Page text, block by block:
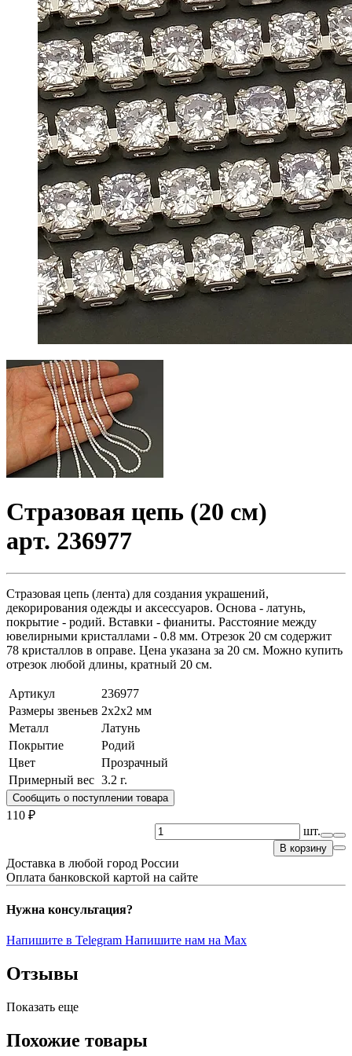
Стразовая цепь (20 см)
арт. 236977
Стразовая цепь (лента) для создания украшений,
декорирования одежды и аксессуаров. Основа - латунь,
покрытие - родий. Вставки - фианиты. Расстояние между
ювелирными кристаллами - 0.8 мм. Отрезок 20 см содержит
78 кристаллов в оправе. Цена указана за 20 см. Можно купить
отрезок любой длины, кратный 20 см.
Артикул
236977
Размеры звеньев 2х2х2 мм
Металл
Латунь
Покрытие
Родий
Цвет
Прозрачный
Примерный вес 3.2 г.
Сообщить о поступлении товара
110 ₽
шт.
В корзину
Доставка в любой город России
Оплата банковской картой на сайте
Нужна консультация?
Напишите в Telegram Напишите нам на Max
Отзывы
Показать еще
Похожие товары